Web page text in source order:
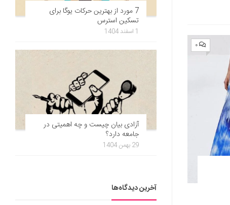
۰
7 مورد از بهترین حرکات یوگا برای
تسکین استرس
1 اسفند 1404
آزادی بیان چیست و چه اهمیتی در
جامعه دارد؟
29 بهمن 1404
آخرین دیدگاه‌ها